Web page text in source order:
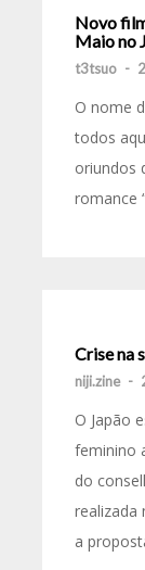
Novo
Maio no
t3tsuo -
O nome
todos
oriundos
romance
Crise na
niji.zine -
O Japão
feminino
do
realizada
a